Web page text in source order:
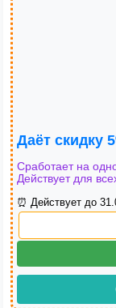
Даёт скидку
Сработает на
Действует для
⏰ Действует до